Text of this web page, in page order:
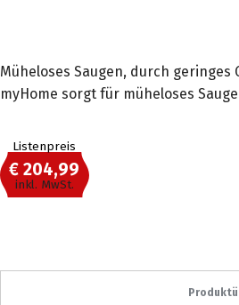
Müheloses Saugen, durch geringes
myHome sorgt für müheloses
Listenpreis
€ 204,99
inkl. MwSt.